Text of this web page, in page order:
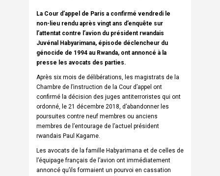
La Cour d’appel de Paris a confirmé vendredi le
non-lieu rendu après vingt ans d’enquête sur
l’attentat contre l’avion du président rwandais
Juvénal Habyarimana, épisode déclencheur du
génocide de 1994 au Rwanda, ont annoncé à la
presse les avocats des parties.
Après six mois de délibérations, les magistrats de la
Chambre de l’instruction de la Cour d’appel ont
confirmé la décision des juges antiterroristes qui ont
ordonné, le 21 décembre 2018, d’abandonner les
poursuites contre neuf membres ou anciens
membres de l’entourage de l’actuel président
rwandais Paul Kagame.
Les avocats de la famille Habyarimana et de celles de
l’équipage français de l’avion ont immédiatement
annoncé qu’ils formaient un pourvoi en cassation